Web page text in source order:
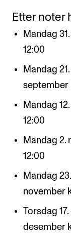
Mangfold og
Arrangementer
Organisasjon
Etter noter
Mandag
12:00
Mandag
september
Mandag
12:00
Mandag 2.
12:00
Mandag
november
Torsdag
desember